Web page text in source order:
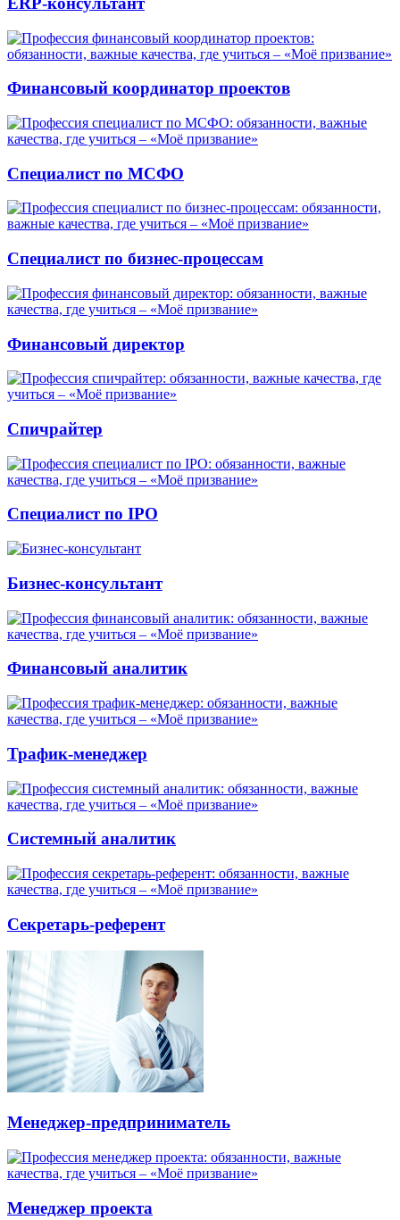
Финансовый координатор проектов
Специалист по МСФО
Специалист по бизнес-процессам
Финансовый директор
Спичрайтер
Специалист по IPO
Бизнес-консультант
Финансовый аналитик
Трафик-менеджер
Системный аналитик
Секретарь-референт
Менеджер-предприниматель
Менеджер проекта